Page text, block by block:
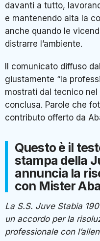
davanti a tutto,
e mantenendo alta la
anche quando le
distrarre l’ambiente.
Il comunicato diffuso
giustamente “la
mostrati dal tecnico nel
conclusa. Parole che
contributo offerto da
Questo è il
stampa della
annuncia la
con Mister
La S.S. Juve Stabia
un accordo per la
professionale con